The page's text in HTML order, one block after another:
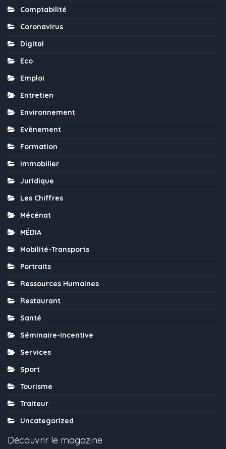
Comptabilité
Coronavirus
Digital
Eco
Emploi
Entretien
Environnement
Evènement
Formation
Immobilier
Juridique
Les Chiffres
Mécénat
MÉDIA
Mobilité-Transports
Portraits
Ressources Humaines
Restaurant
Santé
Séminaire-Incentive
Services
Sport
Tourisme
Traiteur
Uncategorized
Découvrir le magazine